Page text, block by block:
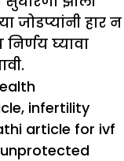
जोडप्यांनी हार न
घ्यावा
Tags
, infertility
article for ivf
unprotected